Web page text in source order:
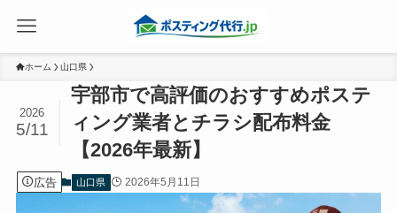
ホーム 山口県
宇部市で高評価のおすすめポステ
ィング業者とチラシ配布料金
【2026年最新】
2026
5/11
広告 山口県 2026年5月11日